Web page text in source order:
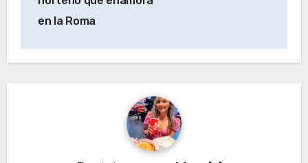
en la Roma